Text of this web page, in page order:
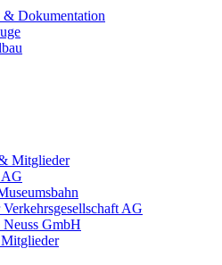
Dokumentation
Mitglieder
AG
AG
Neuss GmbH